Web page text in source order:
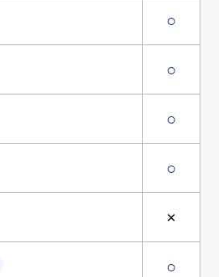
○
○
○
○
×
○